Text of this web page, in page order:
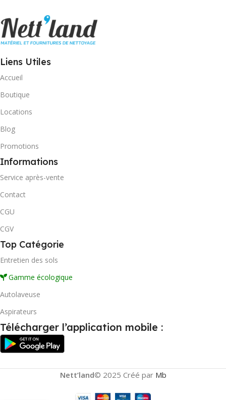
Liens Utiles
Accueil
Boutique
Locations
Blog
Promotions
Informations
Service après-vente
Contact
CGU
CGV
Top Catégorie
Entretien des sols
Gamme écologique
Autolaveuse
Aspirateurs
Télécharger l’application mobile :
Nett’land© 2025 Créé par Mb